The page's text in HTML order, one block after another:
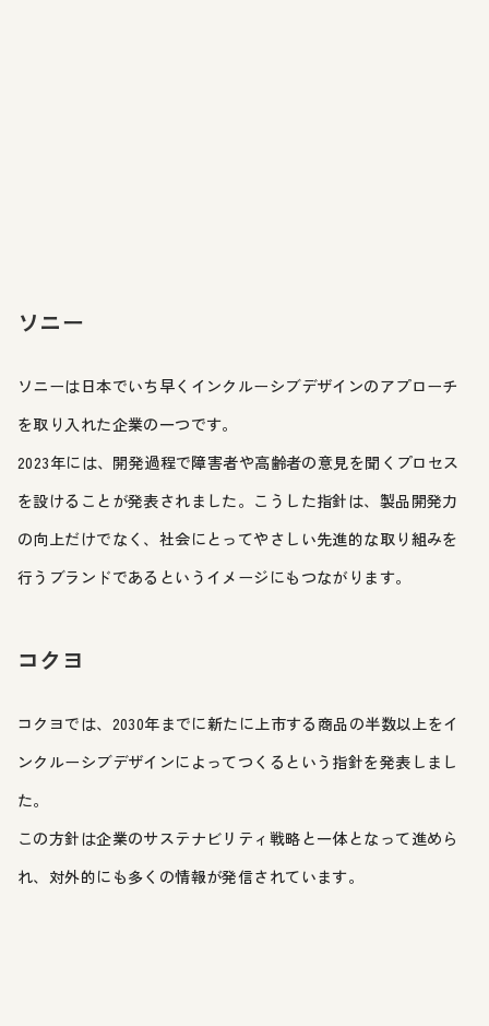
ソニー
ソニーは日本でいち早くインクルーシブデザインのアプローチ
を取り入れた企業の一つです。
2023年には、開発過程で障害者や高齢者の意見を聞くプロセス
を設けることが発表されました。こうした指針は、製品開発力
の向上だけでなく、社会にとってやさしい先進的な取り組みを
行うブランドであるというイメージにもつながります。
コクヨ
コクヨでは、2030年までに新たに上市する商品の半数以上をイ
ンクルーシブデザインによってつくるという指針を発表しまし
た。
この方針は企業のサステナビリティ戦略と一体となって進めら
れ、対外的にも多くの情報が発信されています。